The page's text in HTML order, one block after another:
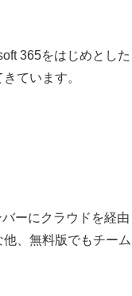
365をはじめとした
ています。
ーにクラウドを経由
、無料版でもチーム